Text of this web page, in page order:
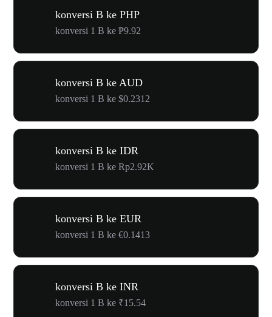
konversi B ke PHP
konversi 1 B ke ₱9.92
konversi B ke AUD
konversi 1 B ke $0.2312
konversi B ke IDR
konversi 1 B ke Rp2.92K
konversi B ke EUR
konversi 1 B ke €0.1413
konversi B ke INR
konversi 1 B ke ₹15.54